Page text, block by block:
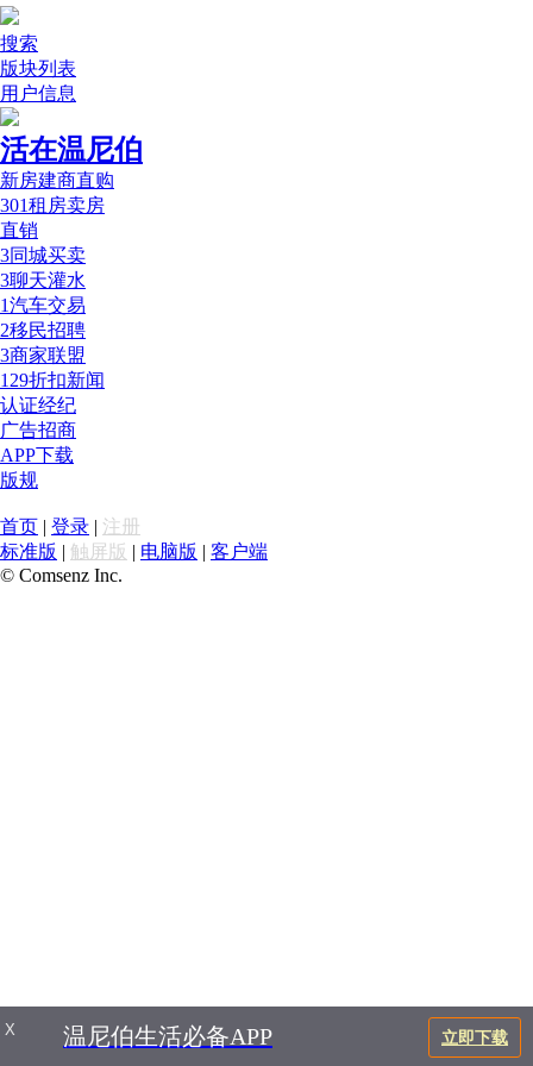
搜索
版块列表
用户信息
活在温尼伯
新房建商直购
301租房卖房
直销
3同城买卖
3聊天灌水
1汽车交易
2移民招聘
3商家联盟
129折扣新闻
认证经纪
广告招商
APP下载
版规
首页 | 登录 | 注册
标准版 | 触屏版 | 电脑版 | 客户端
© Comsenz Inc.
X 温尼伯生活必备APP 立即下载